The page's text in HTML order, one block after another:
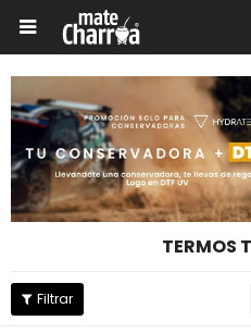

TERMOS